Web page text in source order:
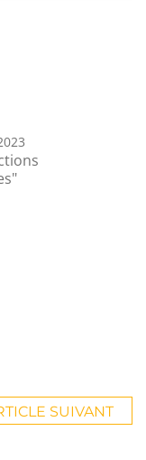
SUIVANT